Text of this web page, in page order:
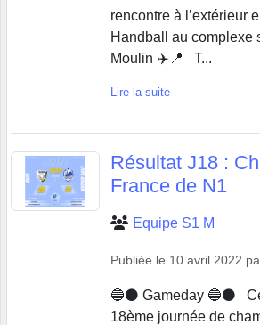
rencontre à l’extérieur
Handball au complexe
Moulin ✈️📍 T...
Lire la suite
Résultat J18 :
France de N1
Equipe S1 M
Publiée le 10 avril 2022
🔵⚫️ Gameday 🔵⚫️
18ème journée de